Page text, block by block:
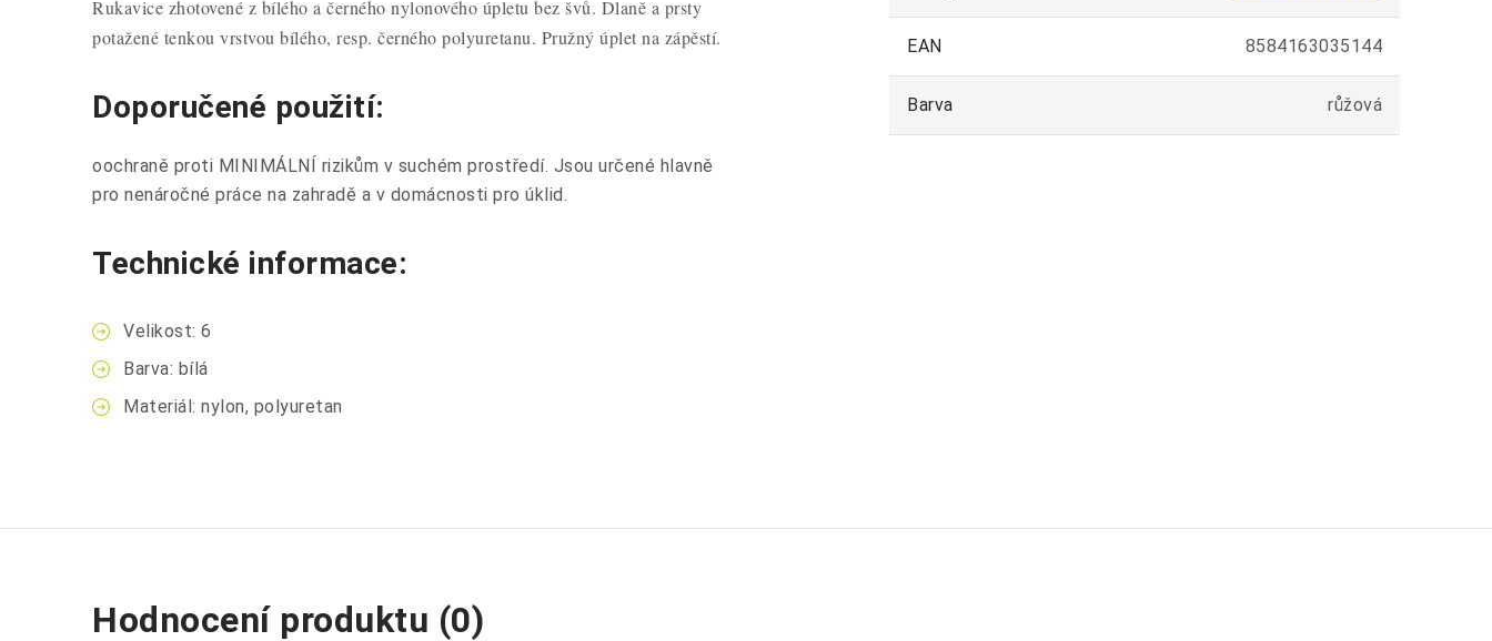
Rukavice zhotovené z bílého a černého nylonového úpletu bez švů. Dlaně a prsty
potažené tenkou vrstvou bílého, resp. černého polyuretanu. Pružný úplet na zápěstí.
Doporučené použití:
oochraně proti MINIMÁLNÍ rizikům v suchém prostředí. Jsou určené hlavně
pro nenáročné práce na zahradě a v domácnosti pro úklid.
Technické informace:
Velikost: 6
Barva: bílá
Materiál: nylon, polyuretan
EAN 8584163035144
Barva růžová
Hodnocení produktu (0)